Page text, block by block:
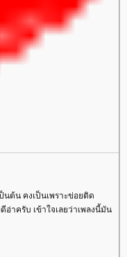
นต้น คงเป็นเพราะข่อยติด
าครับ เข้าใจเลยว่าเพลงนี้มัน